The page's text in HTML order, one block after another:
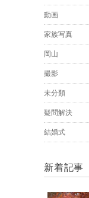
動画
家族写真
岡山
撮影
未分類
疑問解決
結婚式
新着記事